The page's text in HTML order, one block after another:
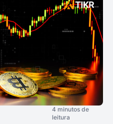
4 minutos de
leitura